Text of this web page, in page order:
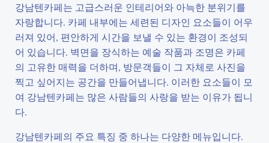
강남텐카페는 고급스러운 인테리어와 아늑한 분위기를
자랑합니다. 카페 내부에는 세련된 디자인 요소들이 어우
러져 있어, 편안하게 시간을 보낼 수 있는 환경이 조성되
어 있습니다. 벽면을 장식하는 예술 작품과 조명은 카페
의 고유한 매력을 더하며, 방문객들이 그 자체로 사진을
찍고 싶어지는 공간을 만들어냅니다. 이러한 요소들이 모
여 강남텐카페는 많은 사람들의 사랑을 받는 이유가 됩니
다.
강남텐카페의 주요 특징 중 하나는 다양한 메뉴입니다.